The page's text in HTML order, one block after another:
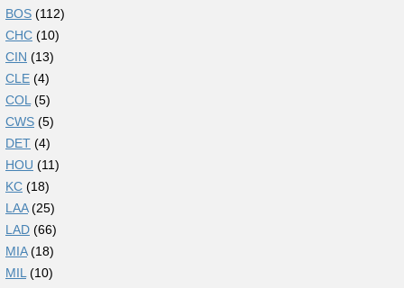
BOS (112)
CHC (10)
CIN (13)
CLE (4)
COL (5)
CWS (5)
DET (4)
HOU (11)
KC (18)
LAA(25)
LAD (66)
MIA(18)
MIL (10)